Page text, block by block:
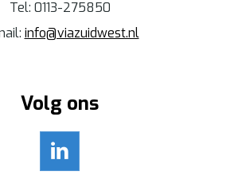
Tel: 0113-275850
info@viazuidwest.nl
Volg ons